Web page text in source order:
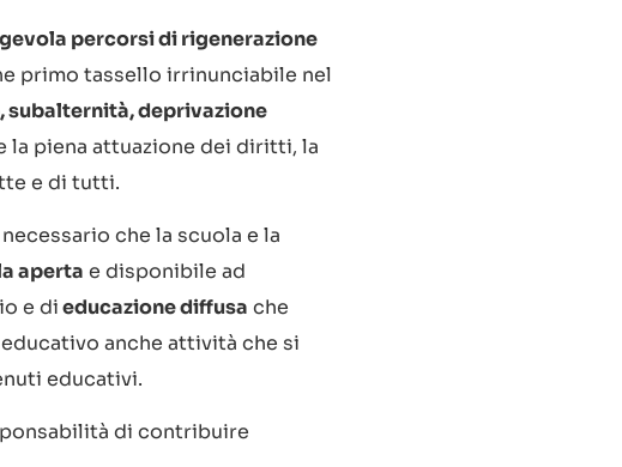
percorsi di rigenerazione
primo tassello irrinunciabile nel
subalternità, deprivazione
piena attuazione dei diritti, la
e di tutti.
che la scuola e la
aperta e disponibile ad
e dieducazione diffusa che
anche attività che si
educativi.
di contribuire